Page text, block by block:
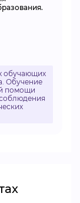
обучающих
Обучение
помощи